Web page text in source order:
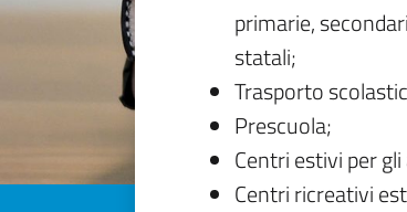
primarie,
statali;
Trasporto
Prescuola;
Centri estivi per
Centri ricreativi